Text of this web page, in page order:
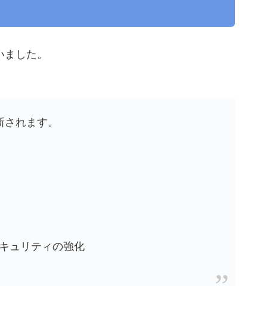
した。
れます。
ュリティの強化